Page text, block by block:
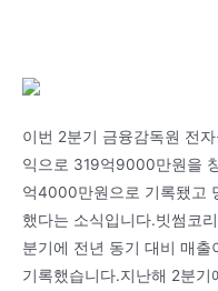
이번 2분기 금융감독원 전
익으로 319억9000만원을
억4000만원으로 기록됐고
했다는 소식입니다.빗썸코
분기에 전년 동기 대비 매
기록했습니다.지난해 2분